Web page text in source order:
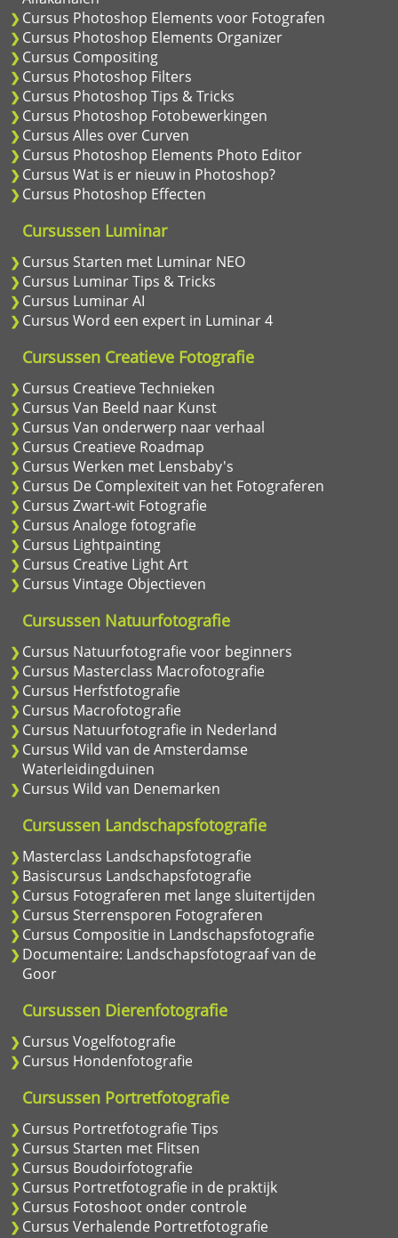
Cursus Photoshop Elements voor Fotografen
Cursus Photoshop Elements Organizer
Cursus Compositing
Cursus Photoshop Filters
Cursus Photoshop Tips & Tricks
Cursus Photoshop Fotobewerkingen
Cursus Alles over Curven
Cursus Photoshop Elements Photo Editor
Cursus Wat is er nieuw in Photoshop?
Cursus Photoshop Effecten
Cursussen Luminar
Cursus Starten met Luminar NEO
Cursus Luminar Tips & Tricks
Cursus Luminar AI
Cursus Word een expert in Luminar 4
Cursussen Creatieve Fotografie
Cursus Creatieve Technieken
Cursus Van Beeld naar Kunst
Cursus Van onderwerp naar verhaal
Cursus Creatieve Roadmap
Cursus Werken met Lensbaby's
Cursus De Complexiteit van het Fotograferen
Cursus Zwart-wit Fotografie
Cursus Analoge fotografie
Cursus Lightpainting
Cursus Creative Light Art
Cursus Vintage Objectieven
Cursussen Natuurfotografie
Cursus Natuurfotografie voor beginners
Cursus Masterclass Macrofotografie
Cursus Herfstfotografie
Cursus Macrofotografie
Cursus Natuurfotografie in Nederland
Cursus Wild van de Amsterdamse
Waterleidingduinen
Cursus Wild van Denemarken
Cursussen Landschapsfotografie
Masterclass Landschapsfotografie
Basiscursus Landschapsfotografie
Cursus Fotograferen met lange sluitertijden
Cursus Sterrensporen Fotograferen
Cursus Compositie in Landschapsfotografie
Documentaire: Landschapsfotograaf van de
Goor
Cursussen Dierenfotografie
Cursus Vogelfotografie
Cursus Hondenfotografie
Cursussen Portretfotografie
Cursus Portretfotografie Tips
Cursus Starten met Flitsen
Cursus Boudoirfotografie
Cursus Portretfotografie in de praktijk
Cursus Fotoshoot onder controle
Cursus Verhalende Portretfotografie